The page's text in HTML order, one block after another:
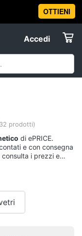
OTTIENI
Accedi
e
prodotti)
di ePRICE.
e con consegna
i prezzi e